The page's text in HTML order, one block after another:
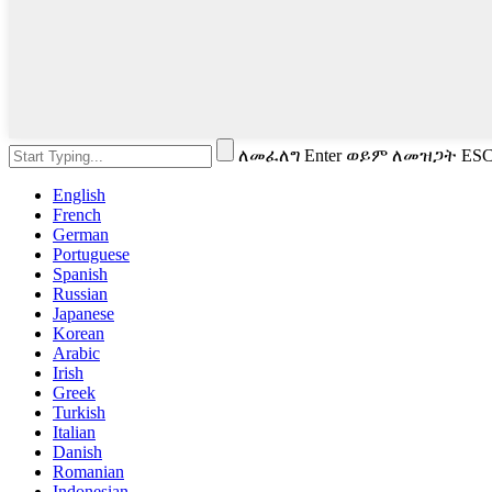
ለመፈለግ Enter ወይም ለመዝጋት
English
French
German
Portuguese
Spanish
Russian
Japanese
Korean
Arabic
Irish
Greek
Turkish
Italian
Danish
Romanian